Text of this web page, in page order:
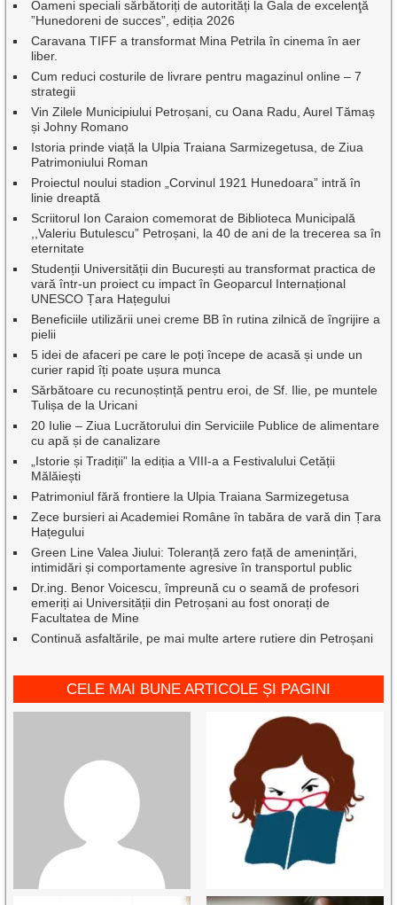
Oameni speciali sărbătoriți de autorități la Gala de excelenţă
”Hunedoreni de succes”, ediția 2026
Caravana TIFF a transformat Mina Petrila în cinema în aer
liber.
Cum reduci costurile de livrare pentru magazinul online – 7
strategii
Vin Zilele Municipiului Petroșani, cu Oana Radu, Aurel Tămaș
și Johny Romano
Istoria prinde viață la Ulpia Traiana Sarmizegetusa, de Ziua
Patrimoniului Roman
Proiectul noului stadion „Corvinul 1921 Hunedoara” intră în
linie dreaptă
Scriitorul Ion Caraion comemorat de Biblioteca Municipală
,,Valeriu Butulescu” Petroșani, la 40 de ani de la trecerea sa în
eternitate
Studenții Universității din București au transformat practica de
vară într-un proiect cu impact în Geoparcul Internațional
UNESCO Țara Hațegului
Beneficiile utilizării unei creme BB în rutina zilnică de îngrijire a
pielii
5 idei de afaceri pe care le poți începe de acasă și unde un
curier rapid îți poate ușura munca
Sărbătoare cu recunoștință pentru eroi, de Sf. Ilie, pe muntele
Tulișa de la Uricani
20 Iulie – Ziua Lucrătorului din Serviciile Publice de alimentare
cu apă și de canalizare
„Istorie și Tradiții” la ediția a VIII-a a Festivalului Cetății
Mălăiești
Patrimoniul fără frontiere la Ulpia Traiana Sarmizegetusa
Zece bursieri ai Academiei Române în tabăra de vară din Țara
Hațegului
Green Line Valea Jiului: Toleranță zero față de amenințări,
intimidări și comportamente agresive în transportul public
Dr.ing. Benor Voicescu, împreună cu o seamă de profesori
emeriți ai Universității din Petroșani au fost onorați de
Facultatea de Mine
Continuă asfaltările, pe mai multe artere rutiere din Petroșani
CELE MAI BUNE ARTICOLE ȘI PAGINI